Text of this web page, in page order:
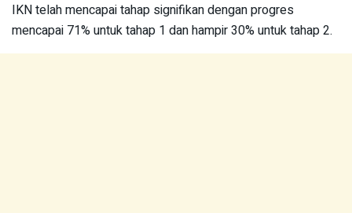
IKN telah mencapai tahap signifikan dengan progres
mencapai 71% untuk tahap 1 dan hampir 30% untuk tahap 2.